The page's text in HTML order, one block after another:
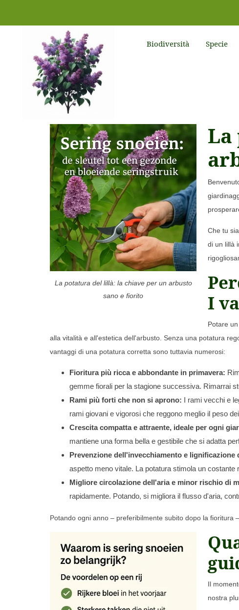
Biodiversità Specie
La potatura del lillà: la chiave per un arbusto
sano e fiorito
Che tu
di un lillà
I
Potare
alla vitalità e all'estetica dell'arbusto. Senza una potatura
vantaggi di una potatura corretta sono tuttavia numerosi:
Fioritura più ricca e abbondante in primavera:
gemme fiorali per la stagione successiva. Rimarrai
Rami più forti che non si aprono: I rami vecchi e
rami giovani e vigorosi che reggono meglio il peso
Crescita compatta e attraente, ideale per ogni
mantiene una forma bella e gestibile che si adatta
Prevenzione dell'invecchiamento e lignificazione
aspetto meno vitale. La potatura stimola un
Migliore circolazione dell'aria e minor rischio di
rapidamente. Potando, si migliora il flusso d'aria,
Potando ogni anno – preferibilmente subito dopo la fioritura
Il
nostra